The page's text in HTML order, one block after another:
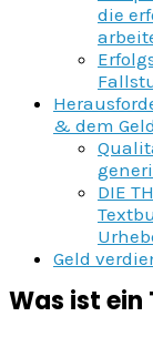
die
& dem
DIE
Geld
Was ist